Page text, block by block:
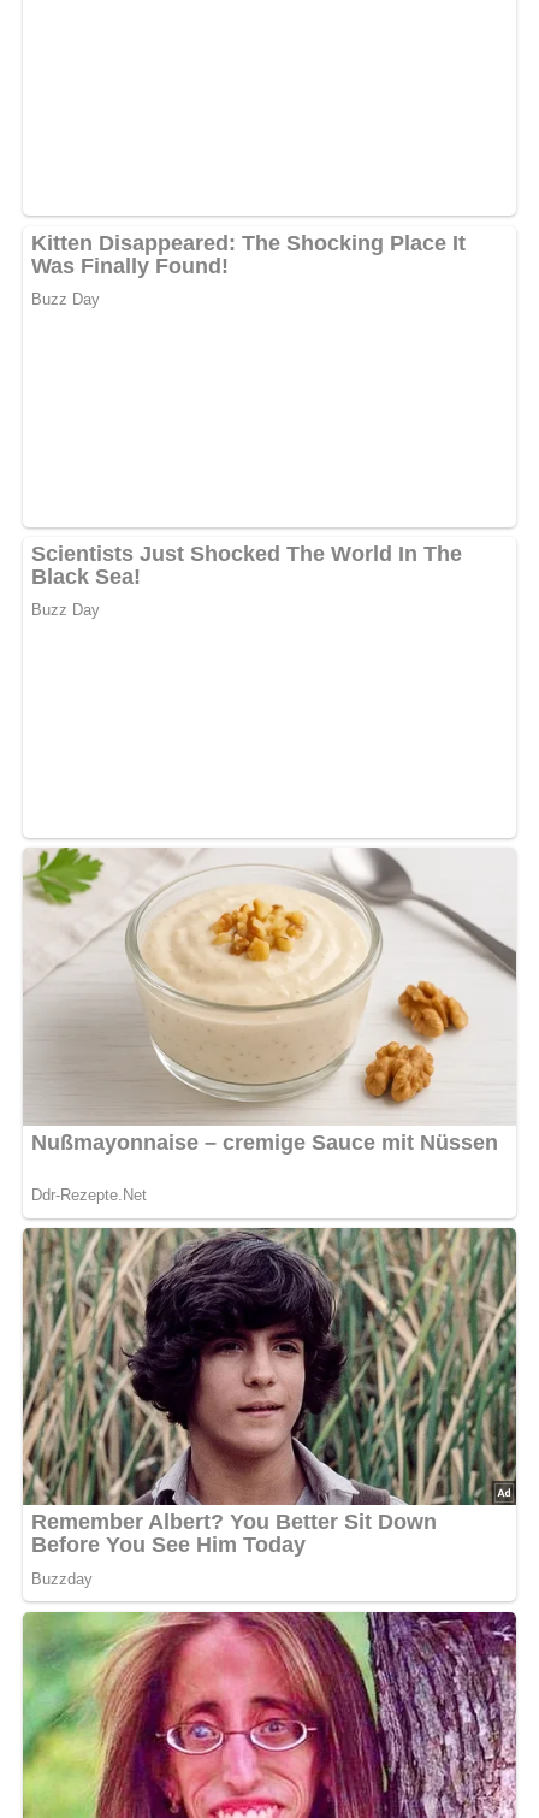
4.9/5(13 Bewertung)